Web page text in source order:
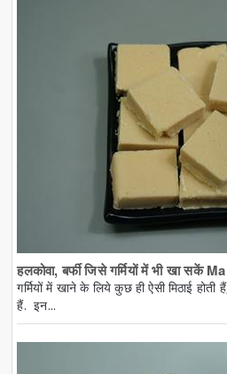
हलकोवा, बर्फी जिसे गर्मियों में भी खा सकें
गर्मियों में खाने के लिये कुछ ही ऐसी मिठाई
हैं. इन...